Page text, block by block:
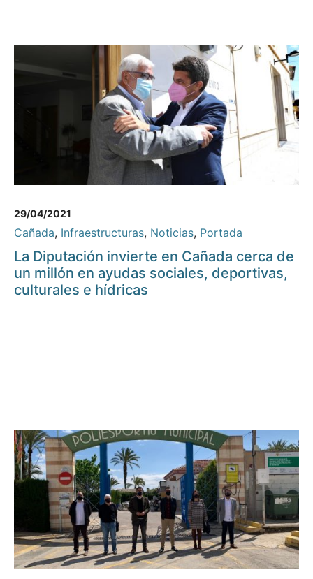
29/04/2021
Cañada, Infraestructuras, Noticias, Portada
La Diputación invierte en Cañada cerca de
un millón en ayudas sociales, deportivas,
culturales e hídricas